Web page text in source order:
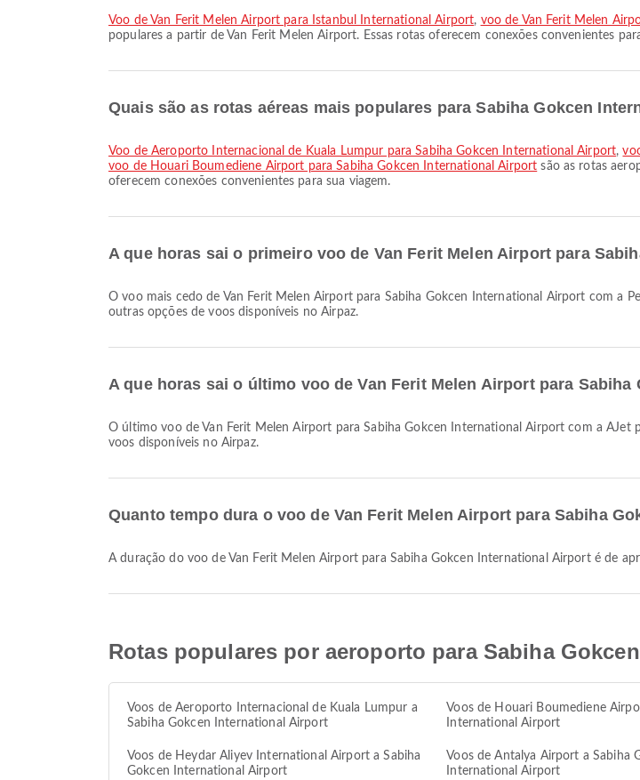
voo de Van Ferit Melen Airport para Istanbul International Airport, voo de Van Ferit Melen
populares a partir de Van Ferit Melen Airport. Essas rotas oferecem conexões convenientes
Quais são as rotas aéreas mais populares para Sabiha Gokcen
voo de Aeroporto Internacional de Kuala Lumpur para Sabiha Gokcen International Airport,
voo de Houari Boumediene Airport para Sabiha Gokcen International Airport são as rotas
oferecem conexões convenientes para sua viagem.
A que horas sai o primeiro voo de Van Ferit Melen Airport para
O voo mais cedo de Van Ferit Melen Airport para Sabiha Gokcen International Airport com a Pegasus Airlines parte às 08:40. Você pode conferir este horário e comparar
outras opções de voos disponíveis no Airpaz.
A que horas sai o último voo de Van Ferit Melen Airport para
O último voo de Van Ferit Melen Airport para Sabiha Gokcen International Airport com a AJet parte às 20:50. Você pode conferir este horário e comparar outras opções de
voos disponíveis no Airpaz.
Quanto tempo dura o voo de Van Ferit Melen Airport para Sabiha
A duração do voo de Van Ferit Melen Airport para Sabiha Gokcen International Airport é de
Rotas populares por aeroporto para Sabiha
Voos de Aeroporto Internacional de Kuala Lumpur a
Sabiha Gokcen International Airport
Voos de Houari Boumediene
International Airport
Voos de Heydar Aliyev International Airport a Sabiha
Gokcen International Airport
Voos de Antalya Airport a Sabiha
International Airport